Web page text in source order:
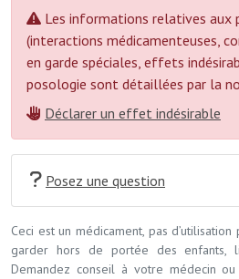
Les informations relatives aux
(interactions médicamenteuses,
en garde spéciales, effets
posologie sont détaillées par la
Déclarer un effet indésirable
Posez une question
Ceci est un médicament, pas
garder hors de portée des enfants,
Demandez conseil à votre médecin